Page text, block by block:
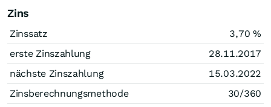
Zins
Zinssatz 3,70 %
erste Zinszahlung
28.11.2017
nächste Zinszahlung
15.03.2022
Zinsberechnungsmethode
30/360